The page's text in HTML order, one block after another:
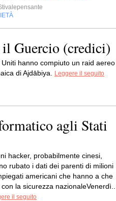
Guercio (credici)
hanno compiuto un raid aereo
di Ajdābiya.
Leggere il seguito
agli Stati
hacker, probabilmente cinesi,
rubato i dati dei parenti di milioni
americani che hanno a che
la sicurezza
il seguito